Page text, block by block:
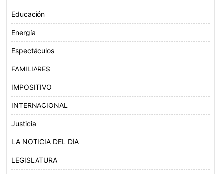
Educación
Energía
Espectáculos
FAMILIARES
IMPOSITIVO
INTERNACIONAL
Justicia
LA NOTICIA DEL DÍA
LEGISLATURA